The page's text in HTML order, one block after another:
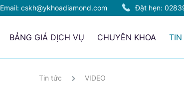
Email: cskh@ykhoadiamond.com Đặt hẹn:
BẢNG GIÁ DỊCH VỤ CHUYÊN KHOA
Tin tức VIDEO